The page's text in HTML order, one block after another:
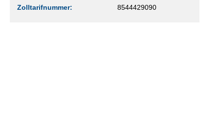
Zolltarifnummer: 8544429090